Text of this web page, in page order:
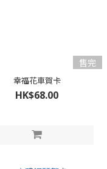
售完
幸福花車賀卡
HK$68.00